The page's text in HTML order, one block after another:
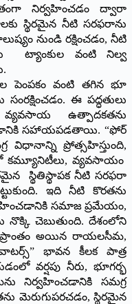
నిర్వహించడం ద్వారా
స్థిరమైన నీటి సరఫరాను
నుండి రక్షించడం, నీటి
ట్యాంకుల వంటి నిల్వ
పెంపకం వంటి తగిన భూ
ఈ పద్ధతులు
ఉత్పాదకతను
సహాయపడతాయి. “ఫోర్
విధానాన్ని ప్రోత్సహిస్తుంది,
కమ్యూనిటీలు, వ్యవసాయం
స్థితిస్థాపక నీటి సరఫరా
ఇది నీటి కొరతను
సమాజ ప్రమేయం,
నొక్కి చెబుతుంది. దేశంలోని
ప్రాంతం అయిన రాయలసీమ,
భావన కీలక పాత్ర
వర్షపు నీరు, భూగర్భ
నిర్వహించడానికి సమగ్ర
మెరుగుపరచడం, స్థిరమైన